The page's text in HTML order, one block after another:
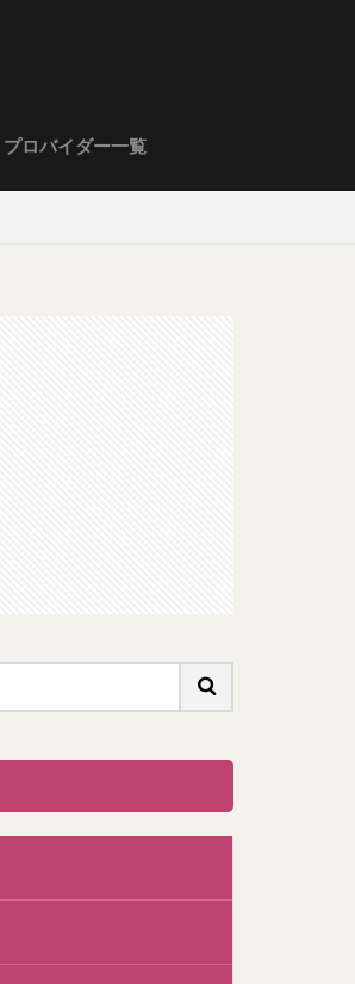
プロバイダー一覧